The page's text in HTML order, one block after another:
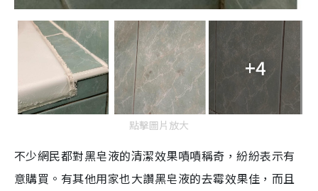
+4
點擊圖片放大
不少網民都對黑皂液的清潔效果嘖嘖稱奇，紛紛表示有
意購買。有其他用家也大讚黑皂液的去霉效果佳，而且